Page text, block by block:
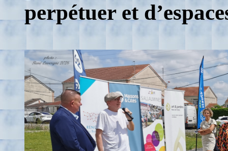
perpétuer et